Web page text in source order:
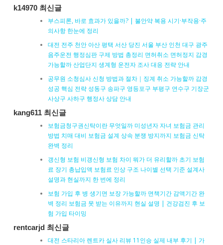
k14970 최신글
부스피론, 바로 효과가 있을까? | 불안약 복용 시기·부작용·주
의사항 한눈에 정리
대전 전주 천안 아산 평택 서산 당진 서울 부산 인천 대구 광주
음주운전 행정심판 구제 방법 총정리 면허취소 면허정지 감경
가능할까 산업단지 생계형 운전자 조사 대응 전략 안내
공무원 소청심사 신청 방법과 절차｜징계 취소 가능할까 감경
성공 핵심 전략 성동구 송파구 영등포구 부평구 연수구 기장군
사상구 사하구 행정사 상담 안내
kang611 최신글
보험금청구권신탁이란 무엇일까 미성년자 자녀 보험금 관리
방법 치매 대비 보험금 설계 상속 분쟁 방지까지 보험금 신탁
완벽 정리
갱신형 보험 비갱신형 보험 차이 뭐가 더 유리할까 초기 보험
료 장기 총납입액 보험료 인상 구조 나이별 선택 기준 설계사
설명과 현실까지 한 번에 정리
보험 가입 후 병 생기면 보장 가능할까 면책기간 감액기간 완
벽 정리 보험금 못 받는 이유까지 현실 설명 | 건강검진 후 보
험 가입 타이밍
rentcarjd 최신글
대전 스타리아 렌트카 실사 리뷰 11인승 실제 내부 후기 | 가